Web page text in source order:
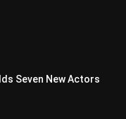
Seven New Actors